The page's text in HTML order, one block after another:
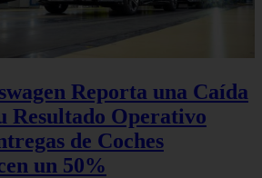
Reporta una Caída
Resultado Operativo
de Coches
un 50%